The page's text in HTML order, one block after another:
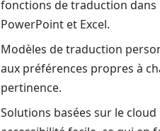
fonctions de traduction dans
PowerPoint et Excel.
Modèles de traduction
aux préférences propres à
pertinence.
Solutions basées sur le